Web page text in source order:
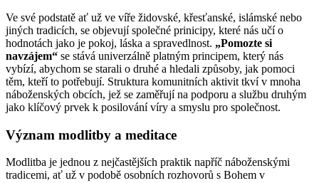
Ve své podstatě ať už ve víře židovské, křesťanské, islámské nebo
jiných tradicích, se objevují společné prinicipy, které nás učí o
hodnotách jako je pokoj, láska a spravedlnost. „Pomozte si
navzájem“ se stává univerzálně platným principem, který nás
vybízí, abychom se starali o druhé a hledali způsoby, jak pomoci
těm, kteří to potřebují. Struktura komunitních aktivit tkví v mnoha
náboženských obcích, jež se zaměřují na podporu a službu druhým
jako klíčový prvek k posilování víry a smyslu pro společnost.
Význam modlitby a meditace
Modlitba je jednou z nejčastějších praktik napříč náboženskými
tradicemi, ať už v podobě osobních rozhovorů s Bohem v